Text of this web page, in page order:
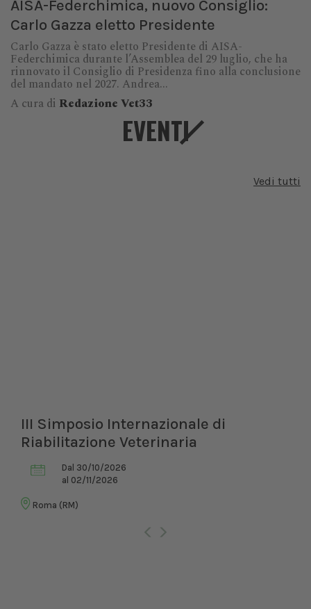
AISA-Federchimica, nuovo Consiglio:
Carlo Gazza eletto Presidente
Carlo Gazza è stato eletto Presidente di AISA-
Federchimica durante l’Assemblea del 29 luglio, che ha
rinnovato il Consiglio di Presidenza fino alla conclusione
del mandato nel 2027. Andrea...
A cura di Redazione Vet33
EVENTI
Vedi tutti
III Simposio Internazionale di
Riabilitazione Veterinaria
Dal 30/10/2026
al 02/11/2026
Roma (RM)